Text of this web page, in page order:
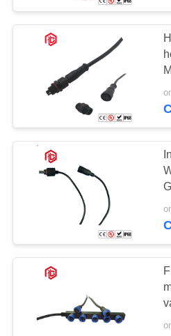
Het
Comité zet
Multi